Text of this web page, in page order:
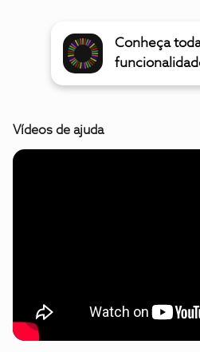
Conheça
Vídeos de ajuda